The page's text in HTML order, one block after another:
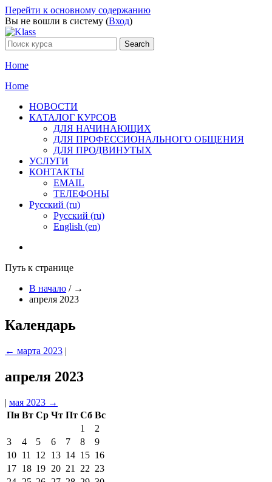
Перейти к основному содержанию
Вы не вошли в систему (Вход)
Home
Home
НОВОСТИ
КАТАЛОГ КУРСОВ
ДЛЯ НАЧИНАЮЩИХ
ДЛЯ ПРОФЕССИОНАЛЬНОГО ОБЩЕНИЯ
ДЛЯ ПРОДВИНУТЫХ
УСЛУГИ
КОНТАКТЫ
EMAIL
ТЕЛЕФОНЫ
Русский ‎(ru)‎
Русский ‎(ru)‎
English ‎(en)‎
Путь к странице
В начало / →
апреля 2023
Календарь
← марта 2023 |
апреля 2023
| мая 2023 →
Пн Вт Ср Чт Пт Сб Вс
1
2
3
4 5 6 7 8
9
10 11 12 13 14 15 16
17 18 19 20 21 22 23